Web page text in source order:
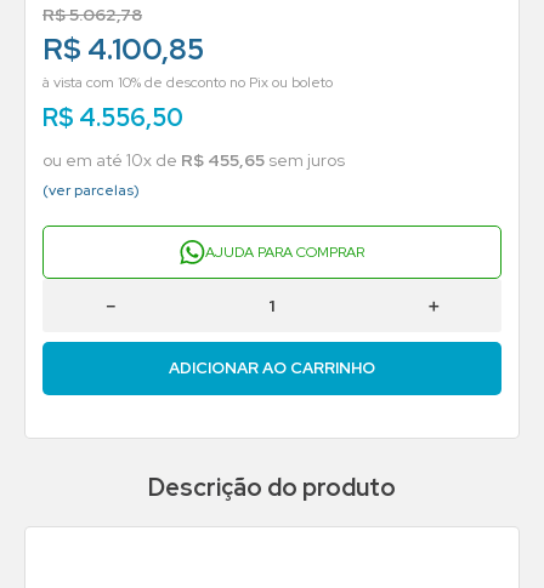
R$5.062,78
R$ 4.100,85
à vista com 10% de desconto no Pix ou boleto
R$ 4.556,50
ou em até 10x de R$ 455,65 sem juros
(ver parcelas)
AJUDA PARA COMPRAR
＋
－
ADICIONAR AO CARRINHO
Descrição do produto